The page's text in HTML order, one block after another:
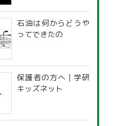
探究ガイド
石油は何からどうや
ってできたの
保護者の方へ | 学研
キッズネット